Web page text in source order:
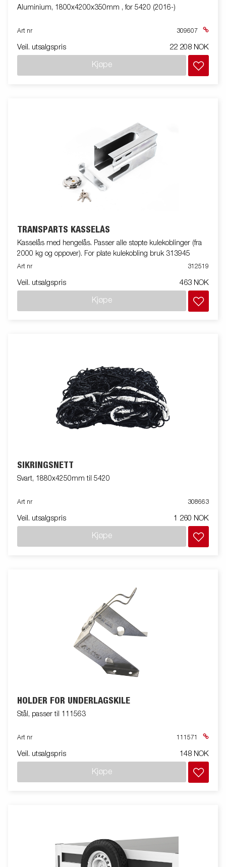
Aluminium, 1800x4200x350mm , for 5420 (2016-)
Art nr 309607
Veil. utsalgspris 22 208 NOK
Kjøpe
TRANSPARTS KASSELÅS
Kasselås med hengelås. Passer alle støpte kulekoblinger (fra
2000 kg og oppover). For plate kulekobling bruk 313945
Art nr 312519
Veil. utsalgspris 463 NOK
Kjøpe
SIKRINGSNETT
Svart, 1880x4250mm til 5420
Art nr 308663
Veil. utsalgspris 1 260 NOK
Kjøpe
HOLDER FOR UNDERLAGSKILE
Stål, passer til 111563
Art nr 111571
Veil. utsalgspris 148 NOK
Kjøpe